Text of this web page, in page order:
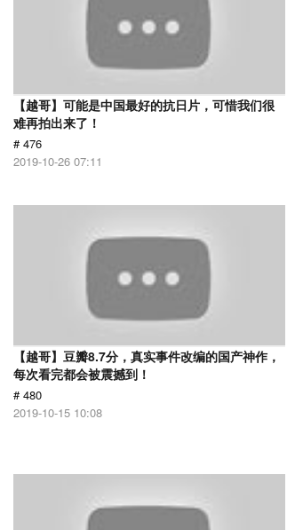
【越哥】可能是中国最好的抗日片，可惜我们很
难再拍出来了！
# 476
2019-10-26 07:11
【越哥】豆瓣8.7分，真实事件改编的国产神作，
每次看完都会被震撼到！
# 480
2019-10-15 10:08